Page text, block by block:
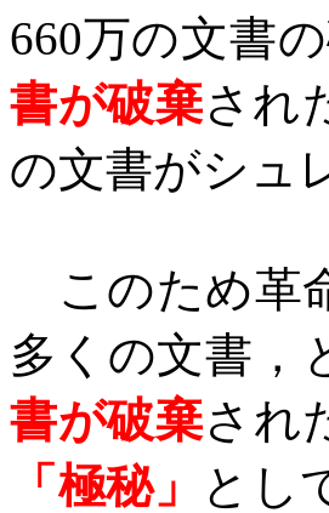
660万の文書
書が破棄され
の文書がシュ
このため革
多くの文書，
書が破棄され
「極秘」
とし